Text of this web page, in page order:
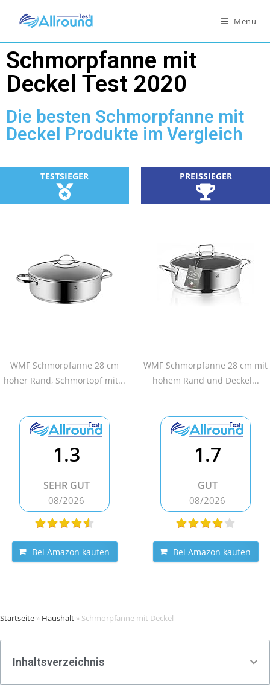
Menü
Schmorpfanne mit
Deckel Test 2020
Die besten Schmorpfanne mit
Deckel Produkte im Vergleich
TESTSIEGER PREISSIEGER
WMF Schmorpfanne 28 cm
hoher Rand, Schmortopf mit...
WMF Schmorpfanne 28 cm mit
hohem Rand und Deckel...
1.3
SEHR GUT
08/2026
Bei Amazon kaufen
1.7
GUT
08/2026
Bei Amazon kaufen
Startseite » Haushalt » Schmorpfanne mit Deckel
Inhaltsverzeichnis